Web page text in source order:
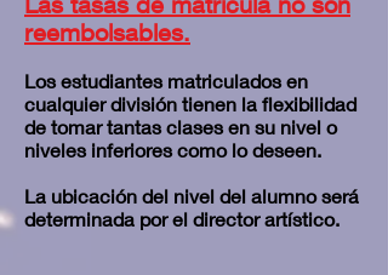
reembolsables.
Los estudiantes matriculados en
cualquier división tienen la flexibilidad
de tomar tantas clases en su nivel o
niveles inferiores como lo deseen.
La ubicación del nivel del alumno será
determinada por el director artístico.